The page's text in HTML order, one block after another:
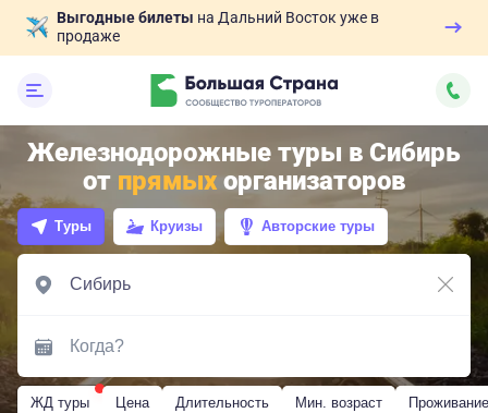
Выгодные билеты на Дальний Восток уже в
продаже
Железнодорожные туры в Сибирь
от прямых организаторов
Туры Круизы Авторские туры
ЖД туры Цена Длительность Мин. возраст Проживание